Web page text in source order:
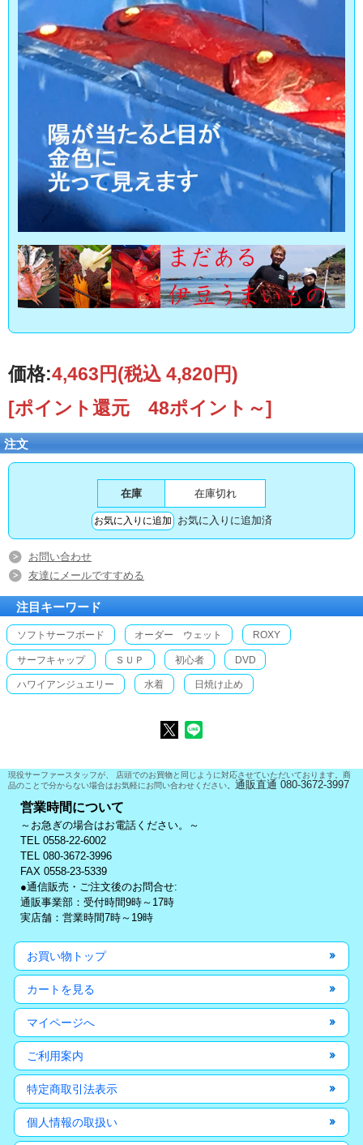
価格:4,463円(税込 4,820円)
[ポイント還元 48ポイント～]
注文
在庫 在庫切れ
お気に入りに追加済
お問い合わせ
友達にメールですすめる
注目キーワード
ソフトサーフボード オーダー ウェット ROXY
サーフキャップ ＳＵＰ 初心者 DVD
ハワイアンジュエリー 水着 日焼け止め
現役サーファースタッフが、 店頭でのお買物と同じように対応させていただいております。商
品のことで分からない場合はお気軽にお問い合わせください。 通販直通 080-3672-3997
営業時間について
～お急ぎの場合はお電話ください。～
TEL 0558-22-6002
TEL 080-3672-3996
FAX 0558-23-5339
●通信販売・ご注文後のお問合せ:
通販事業部：受付時間9時～17時
実店舗：営業時間7時～19時
お買い物トップ
カートを見る
マイページへ
ご利用案内
特定商取引法表示
個人情報の取扱い